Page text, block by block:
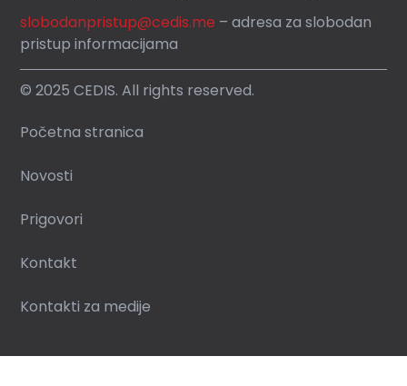
slobodanpristup@cedis.me – adresa za slobodan
pristup informacijama
© 2025 CEDIS. All rights reserved.
Početna stranica
Novosti
Prigovori
Kontakt
Kontakti za medije